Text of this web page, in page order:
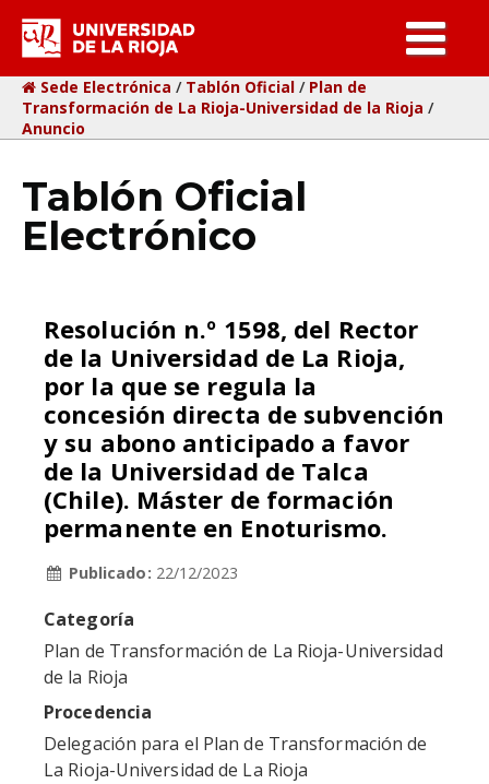
Sede Electrónica / Tablón Oficial / Plan de
Transformación de La Rioja-Universidad de la Rioja /
Anuncio
Tablón Oficial
Electrónico
Resolución n.º 1598, del Rector
de la Universidad de La Rioja,
por la que se regula la
concesión directa de subvención
y su abono anticipado a favor
de la Universidad de Talca
(Chile). Máster de formación
permanente en Enoturismo.
Publicado: 22/12/2023
Categoría
Plan de Transformación de La Rioja-Universidad
de la Rioja
Procedencia
Delegación para el Plan de Transformación de
La Rioja-Universidad de La Rioja